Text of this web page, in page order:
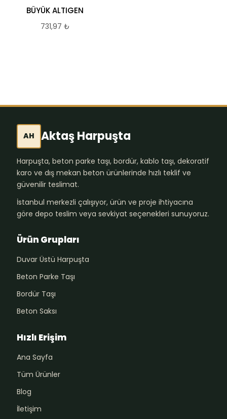
BÜYÜK ALTIGEN
731,97 ₺
AH Aktaş Harpuşta
Harpuşta, beton parke taşı, bordür, kablo taşı, dekoratif
karo ve dış mekan beton ürünlerinde hızlı teklif ve
güvenilir teslimat.
İstanbul merkezli çalışıyor, ürün ve proje ihtiyacına
göre depo teslim veya sevkiyat seçenekleri sunuyoruz.
Ürün Grupları
Duvar Üstü Harpuşta
Beton Parke Taşı
Bordür Taşı
Beton Saksı
Hızlı Erişim
Ana Sayfa
Tüm Ürünler
Blog
İletişim